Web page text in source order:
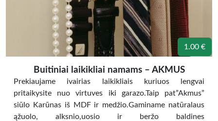
1.00 €
Buitiniai laikikliai namams – AKMUS
Prekiaujame ivairias laikikliais kuriuos lengvai
pritaikysite nuo virtuves iki garazo.Taip pat”Akmus”
siūlo Karūnas iš MDF ir medžio.Gaminame natūralaus
ąžuolo, alksnio,uosio ir beržo baldines